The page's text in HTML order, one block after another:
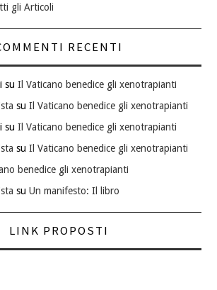
gli Articoli
RECENTI
suIl Vaticano benedice gli xenotrapianti
suIl Vaticano benedice gli xenotrapianti
suIl Vaticano benedice gli xenotrapianti
suIl Vaticano benedice gli xenotrapianti
benedice gli xenotrapianti
suUn manifesto: Il libro
LINK PROPOSTI